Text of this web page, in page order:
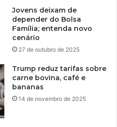
Jovens deixam de
depender do Bolsa
Família; entenda novo
cenário
27 de outubro de 2025
Trump reduz tarifas sobre
carne bovina, café e
bananas
14 de novembro de 2025